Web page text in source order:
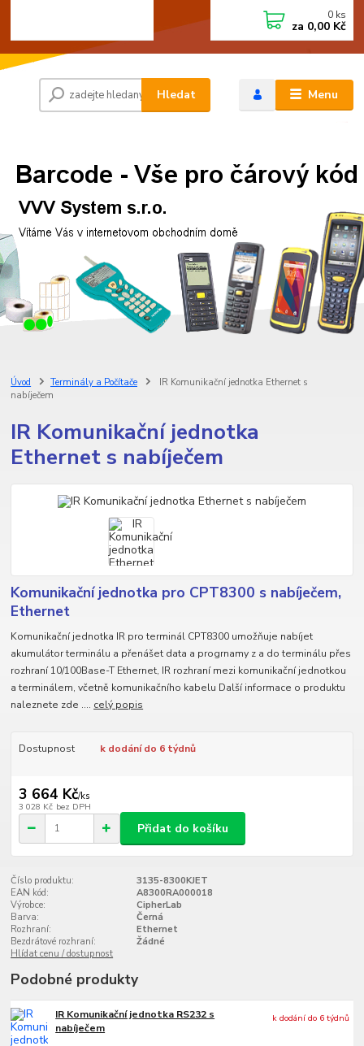
Menu
Hledat
0 ks
za 0,00 Kč
Úvod Terminály a Počítače
IR Komunikační jednotka Ethernet s
nabíječem
IR Komunikační jednotka
Ethernet s nabíječem
Komunikační jednotka pro CPT8300 s nabíječem,
Ethernet
Komunikační jednotka IR pro terminál CPT8300 umožňuje nabíjet
akumulátor terminálu a přenášet data a progrnamy z a do terminálu přes
rozhraní 10/100Base-T Ethernet, IR rozhraní mezi komunikační jednotkou
a terminálem, včetně komunikačního kabelu Další informace o produktu
naleznete zde .... celý popis
Dostupnost k dodání do 6 týdnů
3 664 Kč/ks
3 028 Kč bez DPH
Přidat do košíku
Číslo produktu:
3135-8300KJET
EAN kód:
A8300RA000018
Výrobce:
CipherLab
Barva:
Černá
Rozhraní:
Ethernet
Bezdrátové rozhraní:
Žádné
Hlídat cenu / dostupnost
Podobné produkty
IR Komunikační jednotka RS232 s
nabíječem
k dodání do 6 týdnů